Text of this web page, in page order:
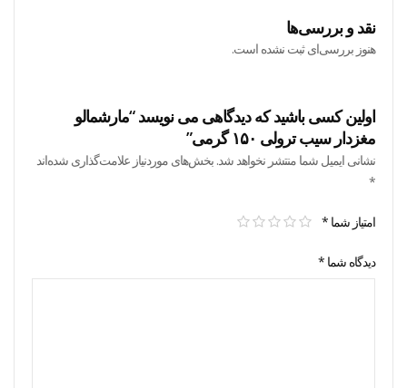
نقد و بررسی‌ها
هنوز بررسی‌ای ثبت نشده است.
اولین کسی باشید که دیدگاهی می نویسد “مارشمالو
مغزدار سیب ترولی ۱۵۰ گرمی”
نشانی ایمیل شما منتشر نخواهد شد. بخش‌های موردنیاز علامت‌گذاری شده‌اند
*
امتیاز شما *
دیدگاه شما *